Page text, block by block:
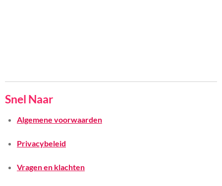
Snel Naar
Algemene voorwaarden
Privacybeleid
Vragen en klachten